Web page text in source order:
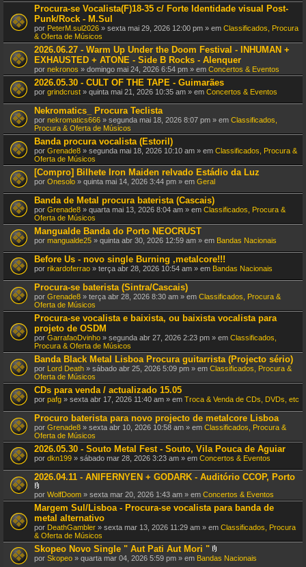
Procura-se Vocalista(F)18-35 c/ Forte Identidade visual Post-
Punk/Rock - M.Sul
por PeterM.sul2026 » sexta mai 29, 2026 12:00 pm » em Classificados, Procura
& Oferta de Músicos
2026.06.27 - Warm Up Under the Doom Festival - INHUMAN +
EXHAUSTED + ATONE - Side B Rocks - Alenquer
por nekronos » domingo mai 24, 2026 6:54 pm » em Concertos & Eventos
2026.05.30 - CULT OF THE TAPE - Guimarães
por grindcrust » quinta mai 21, 2026 10:35 am » em Concertos & Eventos
Nekromatics_ Procura Teclista
por nekromatics666 » segunda mai 18, 2026 8:07 pm » em Classificados,
Procura & Oferta de Músicos
Banda procura vocalista (Estoril)
por Grenade8 » segunda mai 18, 2026 10:10 am » em Classificados, Procura &
Oferta de Músicos
[Compro] Bilhete Iron Maiden relvado Estádio da Luz
por Onesolo » quinta mai 14, 2026 3:44 pm » em Geral
Banda de Metal procura baterista (Cascais)
por Grenade8 » quarta mai 13, 2026 8:04 am » em Classificados, Procura &
Oferta de Músicos
Mangualde Banda do Porto NEOCRUST
por mangualde25 » quinta abr 30, 2026 12:59 am » em Bandas Nacionais
Before Us - novo single Burning ,metalcore!!!
por rikardoferrao » terça abr 28, 2026 10:54 am » em Bandas Nacionais
Procura-se baterista (Sintra/Cascais)
por Grenade8 » terça abr 28, 2026 8:30 am » em Classificados, Procura &
Oferta de Músicos
Procura-se vocalista e baixista, ou baixista vocalista para
projeto de OSDM
por GarrafaoDvinho » segunda abr 27, 2026 2:23 pm » em Classificados,
Procura & Oferta de Músicos
Banda Black Metal Lisboa Procura guitarrista (Projecto sério)
por Lord Death » sábado abr 25, 2026 5:09 pm » em Classificados, Procura &
Oferta de Músicos
CDs para venda / actualizado 15.05
por pafg » sexta abr 17, 2026 11:40 am » em Troca & Venda de CDs, DVDs, etc
Procuro baterista para novo projecto de metalcore Lisboa
por Grenade8 » sexta abr 10, 2026 10:58 am » em Classificados, Procura &
Oferta de Músicos
2026.05.30 - Souto Metal Fest - Souto, Vila Pouca de Aguiar
por dkn199 » sábado mar 28, 2026 3:23 am » em Concertos & Eventos
2026.04.11 - ANIFERNYEN + GODARK - Auditório CCOP, Porto
A
n
e
x
o
(
s
)
por WolfDoom » sexta mar 20, 2026 1:43 am » em Concertos & Eventos
Margem Sul/Lisboa - Procura-se vocalista para banda de
metal alternativo
por DeathGambler » sexta mar 13, 2026 11:29 am » em Classificados, Procura
& Oferta de Músicos
Skopeo Novo Single " Aut Pati Aut Mori "
A
por Skopeo » quarta mar 04, 2026 5:59 pm » em Bandas Nacionais